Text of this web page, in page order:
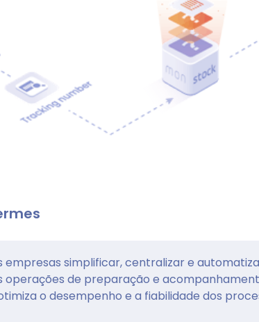
empresas simplificar, centralizar e
operações de preparação e
o desempenho e a fiabilidade dos